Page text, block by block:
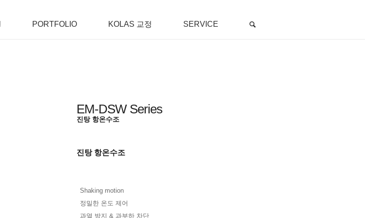
PORTFOLIO KOLAS 교정 SERVICE
EM-DSW Series
진탕 항온수조
진탕 항온수조
Shaking motion
정밀한 온도 제어
과열 방지 & 과부하 차단